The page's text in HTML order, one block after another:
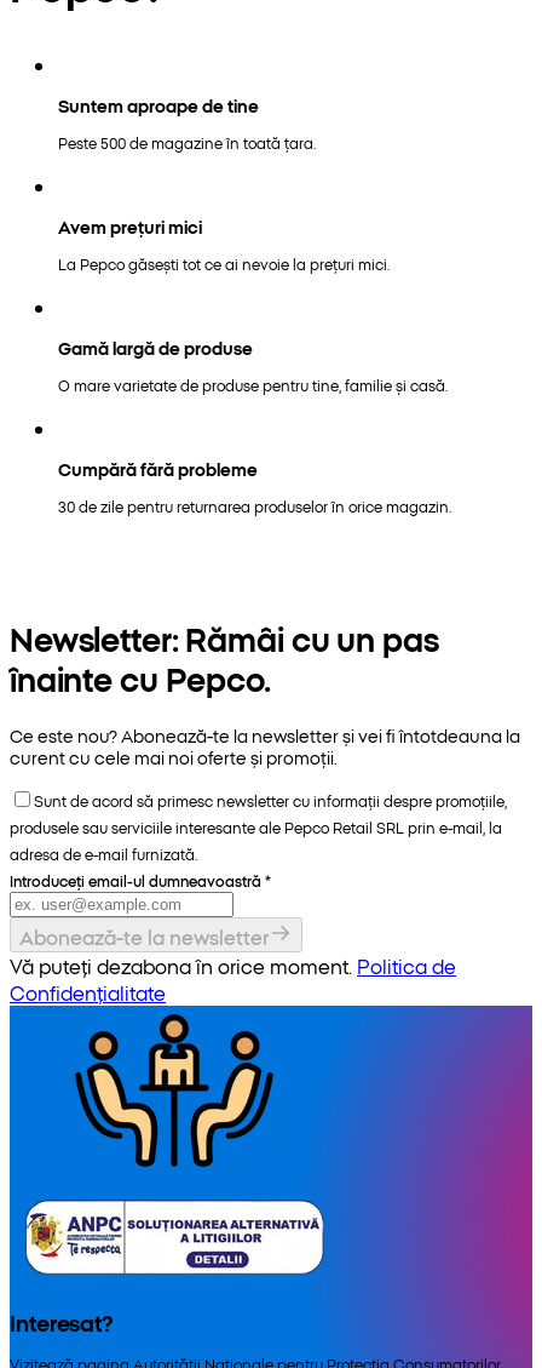
Suntem aproape de tine
Peste 500 de magazine în toată țara.
Avem prețuri mici
La Pepco găsești tot ce ai nevoie la prețuri mici.
Gamă largă de produse
O mare varietate de produse pentru tine, familie și casă.
Cumpără fără probleme
30 de zile pentru returnarea produselor în orice magazin.
Newsletter: Rămâi cu un pas
înainte cu Pepco.
Ce este nou? Abonează-te la newsletter și vei fi întotdeauna la
curent cu cele mai noi oferte și promoții.
Sunt de acord să primesc newsletter cu informații despre promoțiile,
produsele sau serviciile interesante ale Pepco Retail SRL prin e-mail, la
adresa de e-mail furnizată.
Introduceți email-ul dumneavoastră *
Abonează-te la newsletter
Vă puteți dezabona în orice moment. Politica de
Confidențialitate
Interesat?
Vizitează pagina Autorității Naționale pentru Protecția Consumatorilor